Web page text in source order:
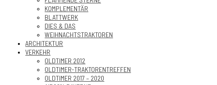
KOMPLEMENTÄR
BLATTWERK
DIES & DAS
WEIHNACHTSTRAKTOREN
ARCHITEKTUR
VERKEHR
OLDTIMER 2012
OLDTIMER-TRAKTORENTREFFEN
OLDTIMER 2017 – 2020